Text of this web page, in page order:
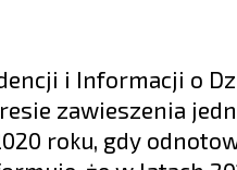
i Informacji o
zawieszenia
roku, gdy